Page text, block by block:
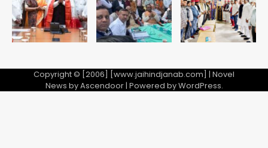
Copyright © [2006] [www.jaihindjanab.com] | Novel
News byAscendoor| Powered byWordPress.